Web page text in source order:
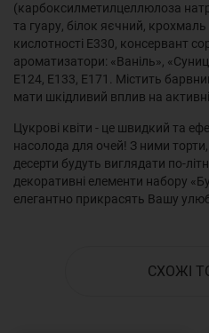
(карбоксилметилцеллюлоза
та гуару, білок яєчний,
кислотності Е330, консервант
ароматизатори: «Ваніль»,
Е124, Е133, Е171. Містить
мати шкідливий вплив на
Цукрові квіти - це швидкий та
насолода для очей! З ними торти,
десерти будуть виглядати по-
декоративні елементи набору
елегантно прикрасять Вашу
СХОЖІ